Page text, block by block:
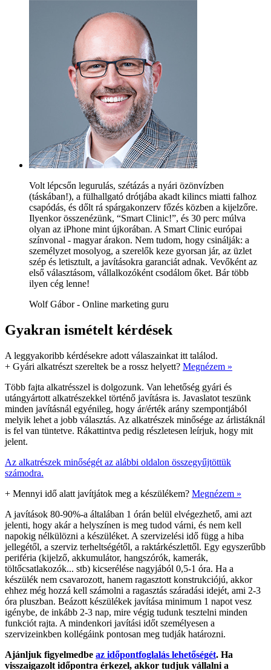
Volt lépcsőn legurulás, szétázás a nyári özönvízben
(táskában!), a fülhallgató drótjába akadt kilincs miatti falhoz
csapódás, és dőlt rá spárgakonzerv főzés közben a kijelzőre.
Ilyenkor összenézünk, “Smart Clinic!”, és 30 perc múlva
olyan az iPhone mint újkorában. A Smart Clinic európai
színvonal - magyar árakon. Nem tudom, hogy csinálják: a
személyzet mosolyog, a szerelők keze gyorsan jár, az üzlet
szép és letisztult, a javításokra garanciát adnak. Vevőként az
első választásom, vállalkozóként csodálom őket. Bár több
ilyen cég lenne!
Wolf Gábor - Online marketing guru
Gyakran ismételt kérdések
A leggyakoribb kérdésekre adott válaszainkat itt találod.
+ Gyári alkatrészt szereltek be a rossz helyett? Megnézem »
Több fajta alkatrésszel is dolgozunk. Van lehetőség gyári és
utángyártott alkatrészekkel történő javításra is. Javaslatot teszünk
minden javításnál egyénileg, hogy ár/érték arány szempontjából
melyik lehet a jobb választás. Az alkatrészek minősége az árlistáknál
is fel van tüntetve. Rákattintva pedig részletesen leírjuk, hogy mit
jelent.
Az alkatrészek minőségét az alábbi oldalon összegyűjtöttük
számodra.
+ Mennyi idő alatt javítjátok meg a készülékem? Megnézem »
A javítások 80-90%-a általában 1 órán belül elvégezhető, ami azt
jelenti, hogy akár a helyszínen is meg tudod várni, és nem kell
napokig nélkülözni a készüléket. A szervizelési idő függ a hiba
jellegétől, a szerviz terheltségétől, a raktárkészlettől. Egy egyszerűbb
periféria (kijelző, akkumulátor, hangszórók, kamerák,
töltőcsatlakozók... stb) kicserélése nagyjából 0,5-1 óra. Ha a
készülék nem csavarozott, hanem ragasztott konstrukciójú, akkor
ehhez még hozzá kell számolni a ragasztás száradási idejét, ami 2-3
óra pluszban. Beázott készülékek javítása minimum 1 napot vesz
igénybe, de inkább 2-3 nap, mire végig tudunk tesztelni minden
funkciót rajta. A mindenkori javítási időt személyesen a
szervizeinkben kollégáink pontosan meg tudják határozni.
Ajánljuk figyelmedbe az időpontfoglalás lehetőségét. Ha
visszaigazolt időpontra érkezel, akkor tudjuk vállalni a